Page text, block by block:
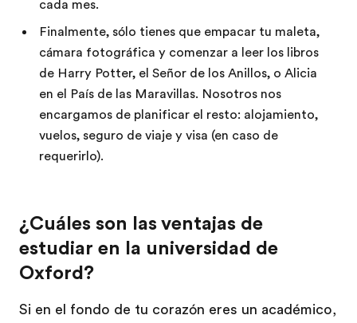
cada mes.
Finalmente, sólo tienes que empacar tu maleta,
cámara fotográfica y comenzar a leer los libros
de Harry Potter, el Señor de los Anillos, o Alicia
en el País de las Maravillas. Nosotros nos
encargamos de planificar el resto: alojamiento,
vuelos, seguro de viaje y visa (en caso de
requerirlo).
¿Cuáles son las ventajas de
estudiar en la universidad de
Oxford?
Si en el fondo de tu corazón eres un académico,